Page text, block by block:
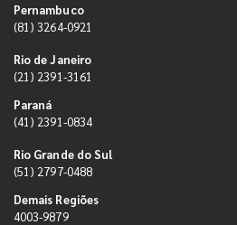
Pernambuco
(81) 3264-0921
Rio de Janeiro
(21) 2391-3161
Paraná
(41) 2391-0834
Rio Grande do Sul
(51) 2797-0488
Demais Regiões
4003-9879